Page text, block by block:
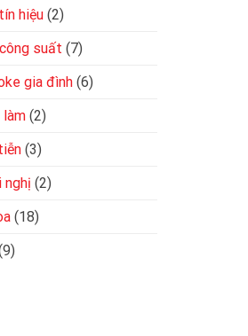
hiệu (2)
suất (7)
gia đình (6)
làm (2)
(3)
nghị (2)
(18)